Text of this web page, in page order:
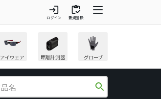
login
ログイン
inventory
新規登録
アイウェア 距離計測器 グローブ
search